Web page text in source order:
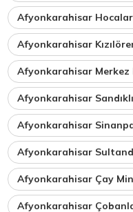
Afyonkarahisar
Afyonkarahisar
Afyonkarahisar Merkez
Afyonkarahisar
Afyonkarahisar
Afyonkarahisar
Afyonkarahisar Çay
Afyonkarahisar